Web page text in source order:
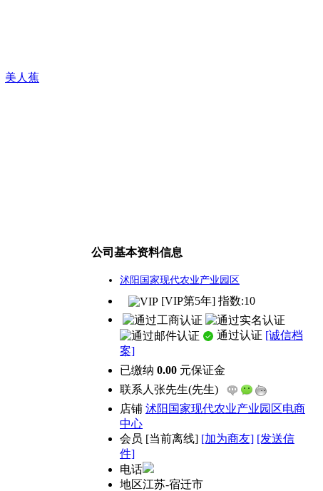
美人蕉
公司基本资料信息
沭阳国家现代农业产业园区
[VIP第5年] 指数:10
通过认证 [诚信档
案]
已缴纳 0.00 元保证金
联系人 张先生(先生)
店铺 沭阳国家现代农业产业园区电商
中心
会员 [当前离线] [加为商友] [发送信
件]
电话
地区江苏-宿迁市